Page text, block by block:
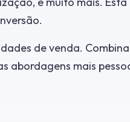
de venda.
abordagens mais